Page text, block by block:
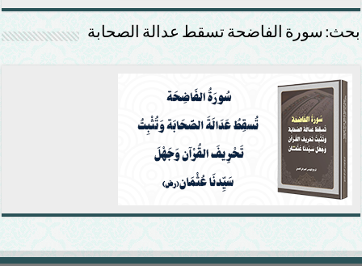
بحث: سورة الفاضحة تسقط عدالة الصحابة